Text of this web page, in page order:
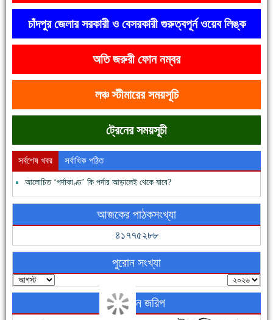
দেশে রাস্তাঘাটসহ অনেক কিছুই হয়েছে, বাড়েনি কর্মসংস্থান
ফরিদগঞ্জের ভূমিহীন ২০ পরিবার আজ নিজের পাকা ঘরে উঠছে
চাঁদপুর জেলার সরকারী ও বেসরকারী গুরুত্বপূর্ন ওয়েব লিঙ্ক
অতি জরুরী ফোন নম্বর
লঞ্চ স্টীমারের সময়সূচি
ট্রেনের সময়সূচী
সর্বশেষ খবর সর্বাধিক পঠিত
আলোচিত ‘পর্দাকাণ্ড’ কি পর্দার আড়ালেই থেকে যাবে?
আজকের পাঠকসংখ্যা
৪১৭৭৫২৮৮
পুরোন সংখ্যা
অনলাইন জরিপ